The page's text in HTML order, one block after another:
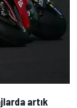
artık